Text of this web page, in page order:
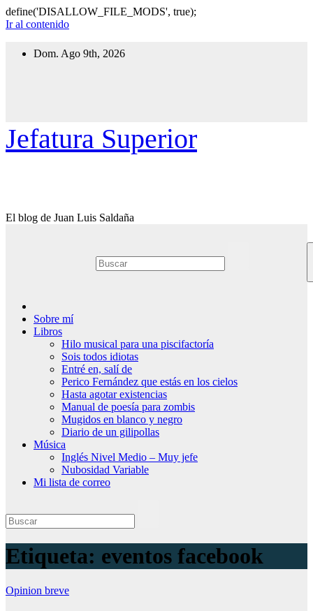
define('DISALLOW_FILE_MODS', true);
Ir al contenido
Dom. Ago 9th, 2026
Jefatura Superior
El blog de Juan Luis Saldaña
Sobre mí
Libros
Hilo musical para una piscifactoría
Sois todos idiotas
Entré en, salí de
Perico Fernández que estás en los cielos
Hasta agotar existencias
Manual de poesía para zombis
Mugidos en blanco y negro
Diario de un gilipollas
Música
Inglés Nivel Medio – Muy jefe
Nubosidad Variable
Mi lista de correo
Etiqueta: eventos facebook
Opinion breve